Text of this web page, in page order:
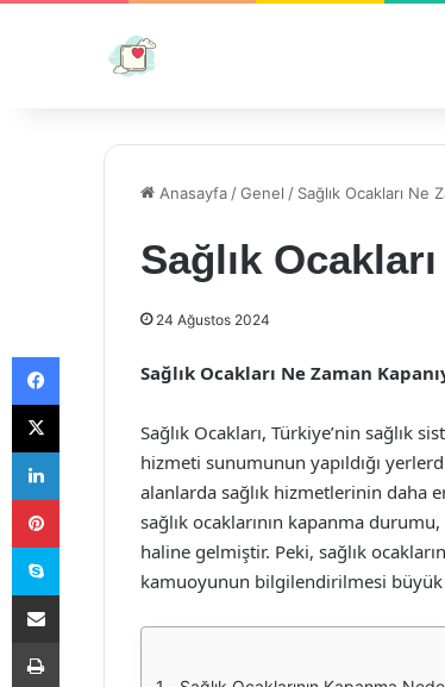
Anasayfa /Genel / Sağlık Ocakları Ne
Sağlık
24 Ağustos 2024
Sağlık Ocakları Ne Zaman
Sağlık Ocakları, Türkiye’nin sağlık
hizmeti sunumunun yapıldığı
alanlarda sağlık hizmetlerinin daha
sağlık ocaklarının kapanma
haline gelmiştir. Peki, sağlık
kamuoyunun bilgilendirilmesi büyük
Facebook
X
LinkedIn
Pinterest
Skype
E-Posta ile paylaş